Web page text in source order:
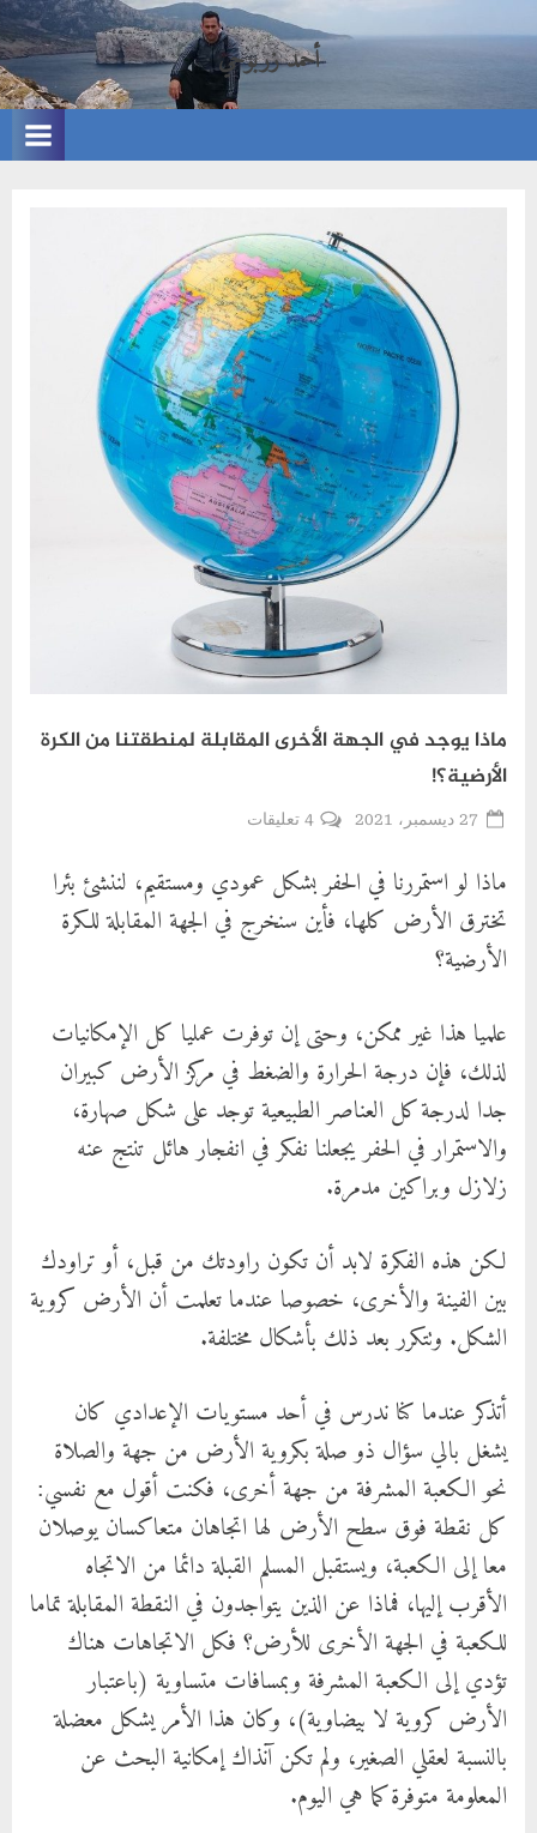
أحمد زربوحي
الموقع
الشخصي
للأستاذ
زربوحي
ماذا يوجد في الجهة الأخرى المقابلة لمنطقتنا من الكرة
الأرضية؟!
Posted
27 ديسمبر، 2021
زربوحي
4 تعليقات
في
الجهة
من
الكرة
الأرضية؟!
ماذا لو استمررنا في الحفر بشكل عمودي ومستقيم، لننشئ بئرا
تخترق الأرض كلها، فأين سنخرج في الجهة المقابلة للكرة
الأرضية؟
علميا هذا غير ممكن، وحتى إن توفرت عمليا كل الإمكانيات
لذلك، فإن درجة الحرارة والضغط في مركز الأرض كبيران
جدا لدرجة كل العناصر الطبيعية توجد على شكل صهارة،
والاستمرار في الحفر يجعلنا نفكر في انفجار هائل تنتج عنه
زلازل وبراكين مدمرة.
لكن هذه الفكرة لابد أن تكون راودتك من قبل، أو تراودك
بين الفينة والأخرى، خصوصا عندما تعلمت أن الأرض كروية
الشكل. وتتكرر بعد ذلك بأشكال مختلفة.
أتذكر عندما كنا ندرس في أحد مستويات الإعدادي كان
يشغل بالي سؤال ذو صلة بكروية الأرض من جهة والصلاة
نحو الكعبة المشرفة من جهة أخرى، فكنت أقول مع نفسي:
كل نقطة فوق سطح الأرض لها اتجاهان متعاكسان يوصلان
معا إلى الكعبة، ويستقبل المسلم القبلة دائما من الاتجاه
الأقرب إليها، فماذا عن الذين يتواجدون في النقطة المقابلة تماما
للكعبة في الجهة الأخرى للأرض؟ فكل الاتجاهات هناك
تؤدي إلى الكعبة المشرفة وبمسافات متساوية (باعتبار
الأرض كروية لا بيضاوية)، وكان هذا الأمر يشكل معضلة
بالنسبة لعقلي الصغير، ولم تكن آنذاك إمكانية البحث عن
المعلومة متوفرة كما هي اليوم.